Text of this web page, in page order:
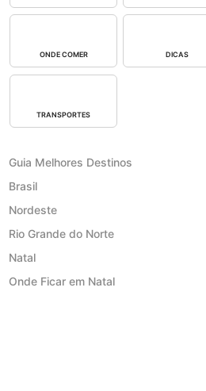
ONDE COMER DICAS
TRANSPORTES
Guia Melhores Destinos
Brasil
Nordeste
Rio Grande do Norte
Natal
Onde Ficar em Natal